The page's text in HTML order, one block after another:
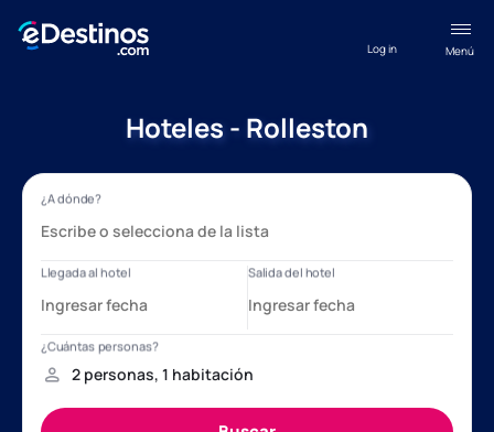
Menú
Log in
Hoteles - Rolleston